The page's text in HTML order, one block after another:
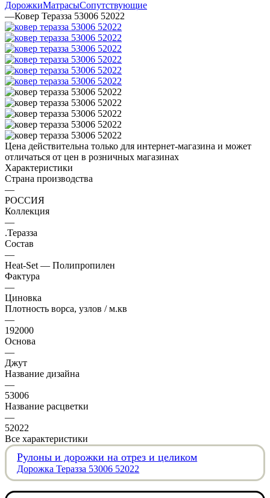
ДорожкиМатрасыСопутствующие
—Ковер Теразза 53006 52022
Цена действительна только для интернет-магазина и может
отличаться от цен в розничных магазинах
Характеристики
Страна производства
—
РОССИЯ
Коллекция
—
.Теразза
Состав
—
Heat-Set — Полипропилен
Фактура
—
Циновка
Плотность ворса, узлов / м.кв
—
192000
Основа
—
Джут
Название дизайна
—
53006
Название расцветки
—
52022
Все характеристики
Рулоны и дорожки на отрез и целиком
Дорожка Теразза 53006 52022